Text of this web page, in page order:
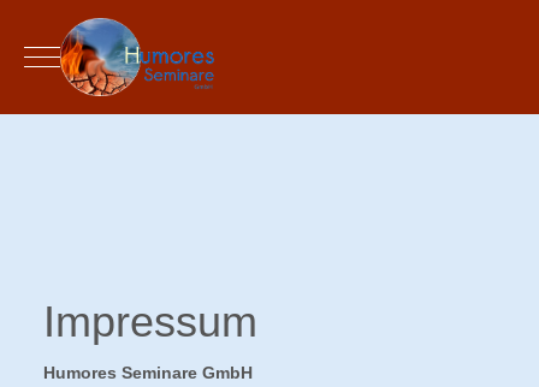
Mobile Menu Toggle
Impressum
Humores Seminare GmbH